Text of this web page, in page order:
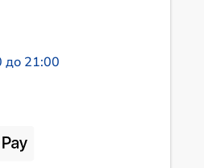
до 21:00